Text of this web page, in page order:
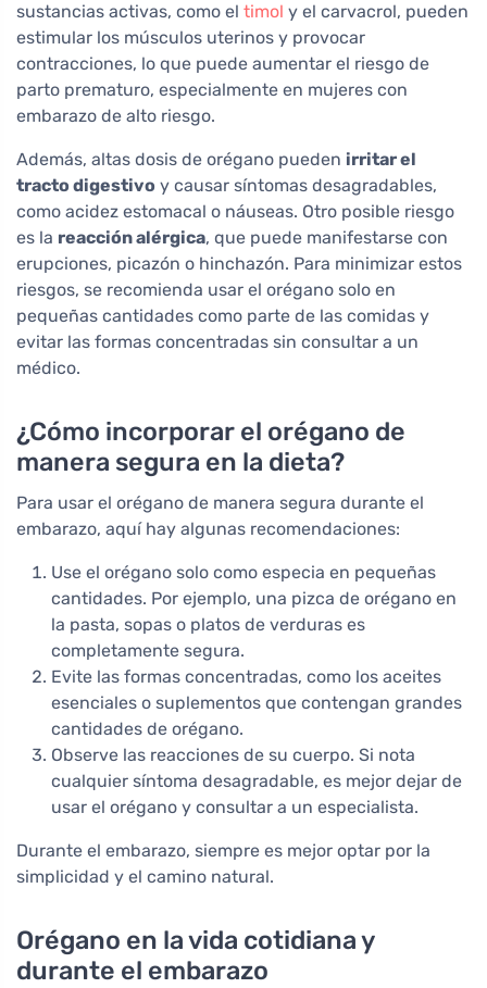
sustancias activas, como el timol y el carvacrol, pueden
estimular los músculos uterinos y provocar
contracciones, lo que puede aumentar el riesgo de
parto prematuro, especialmente en mujeres con
embarazo de alto riesgo.
Además, altas dosis de orégano pueden irritar el
tracto digestivo y causar síntomas desagradables,
como acidez estomacal o náuseas. Otro posible riesgo
es la reacción alérgica, que puede manifestarse con
erupciones, picazón o hinchazón. Para minimizar estos
riesgos, se recomienda usar el orégano solo en
pequeñas cantidades como parte de las comidas y
evitar las formas concentradas sin consultar a un
médico.
¿Cómo incorporar el orégano de
manera segura en la dieta?
Para usar el orégano de manera segura durante el
embarazo, aquí hay algunas recomendaciones:
Use el orégano solo como especia en pequeñas
cantidades. Por ejemplo, una pizca de orégano en
la pasta, sopas o platos de verduras es
completamente segura.
Evite las formas concentradas, como los aceites
esenciales o suplementos que contengan grandes
cantidades de orégano.
Observe las reacciones de su cuerpo. Si nota
cualquier síntoma desagradable, es mejor dejar de
usar el orégano y consultar a un especialista.
Durante el embarazo, siempre es mejor optar por la
simplicidad y el camino natural.
Orégano en la vida cotidiana y
durante el embarazo